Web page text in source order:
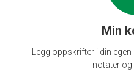
Min
Legg oppskrifter i din
notater og